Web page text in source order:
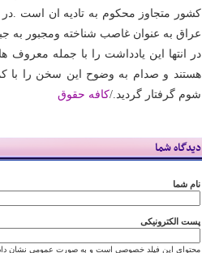
کشور متجاوز محکوم به تادیه ان است
عراق به عنوان غاصب شناخته ومجبور به
در انتها این یادداشت را با جمله
هستند و صدام به وضوح این سخن را با
شوم گرفتار گردید./کافه حقوق
دیدگاه شما
نام شما
پست الکترونیکی
محتوای این فیلد خصوصی است و به صورت عمومی نشان